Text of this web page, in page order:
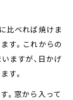
比べれば焼けま
す。これからの
ますが、日かげ
す。
。窓から入って